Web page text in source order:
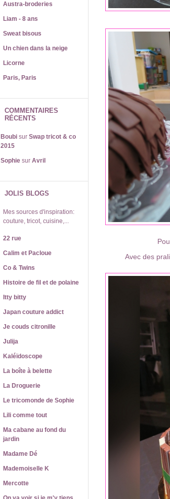
Austra-broderies
Liam - 8 ans
Sweat bisous
Un chien dans la neige
Licorne
Paris, Paris
COMMENTAIRES
RÉCENTS
Boubi sur Swap tricot & co
2015
Sophie sur Avril
JOLIS BLOGS
Mes sources d'inspiration:
couture, tricot, cuisine,...
22 rue
Calim et Pacloue
Co & Twins
Histoire de fil et de polaine
Itty bitty
Japan couture addict
Je couds citronille
Julija
Kaléïdoscope
La boîte à belette
La Droguerie
Le tricomonde de Sophie
Lili comme tout
Ma cabane au fond du
jardin
Madame Dé
Mademoiselle K
Mercotte
Avec des